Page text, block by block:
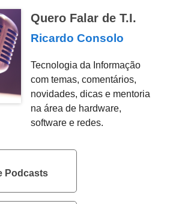
Quero Falar de T.I.
Ricardo Consolo
Tecnologia da Informação
com temas, comentários,
novidades, dicas e mentoria
na área de hardware,
software e redes.
Podcasts